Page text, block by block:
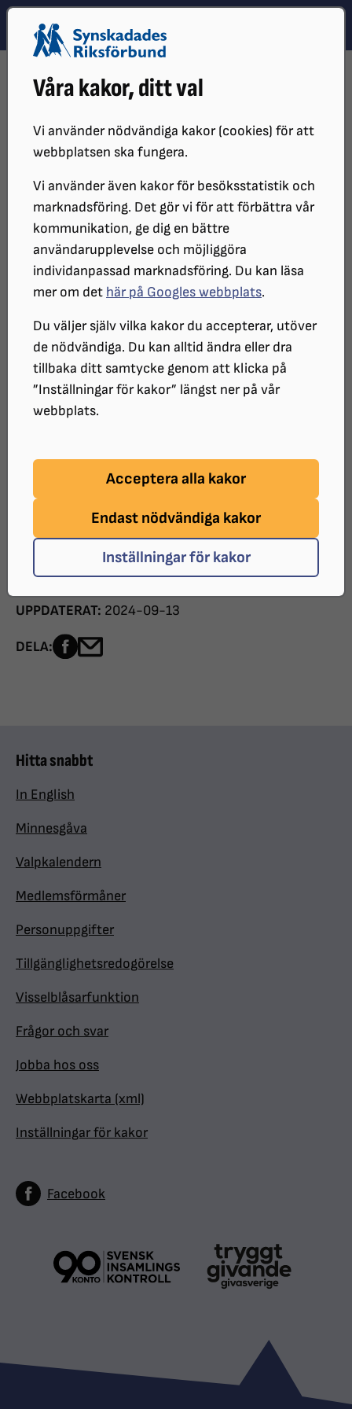
Våra kakor, ditt val
Vi använder nödvändiga kakor (cookies) för att
webbplatsen ska fungera.
Vi använder även kakor för besöksstatistik och
marknadsföring. Det gör vi för att förbättra vår
kommunikation, ge dig en bättre
användarupplevelse och möjliggöra
individanpassad marknadsföring. Du kan läsa
mer om det här på Googles webbplats.
Du väljer själv vilka kakor du accepterar, utöver
de nödvändiga. Du kan alltid ändra eller dra
tillbaka ditt samtycke genom att klicka på
”Inställningar för kakor” längst ner på vår
webbplats.
Acceptera alla kakor
Endast nödvändiga kakor
Inställningar för kakor
Hoppa till innehåll
Hoppa till hitta snabbt
DEBATT OM LEDSAGNING I AFTONBLADET
Debatt om ledsagning i
Aftonbladet
SRF:s ordförande Niklas Mattsson
skriver på Aftonbladet Debatt att
regeringen måste tillsätta en utredning
synskadade och blinda.
Idag nekas blinda och synskadade ledsagning med
de mest bisarra motiveringarna. Trots att det finns en
Det får vara nog nu. Vi uppmanar regeringen att göra
verklighet av det här.
Läs hela texten i Aftonbladet.
UPPDATERAT: 2024-09-13
DELA: Dela sidan på Facebook
Hitta snabbt
In English
Minnesgåva
Valpkalendern
Medlemsförmåner
Personuppgifter
Tillgänglighetsredogörelse
Visselblåsarfunktion
Frågor och svar
Jobba hos oss
Webbplatskarta (xml)
Inställningar för kakor
Facebook